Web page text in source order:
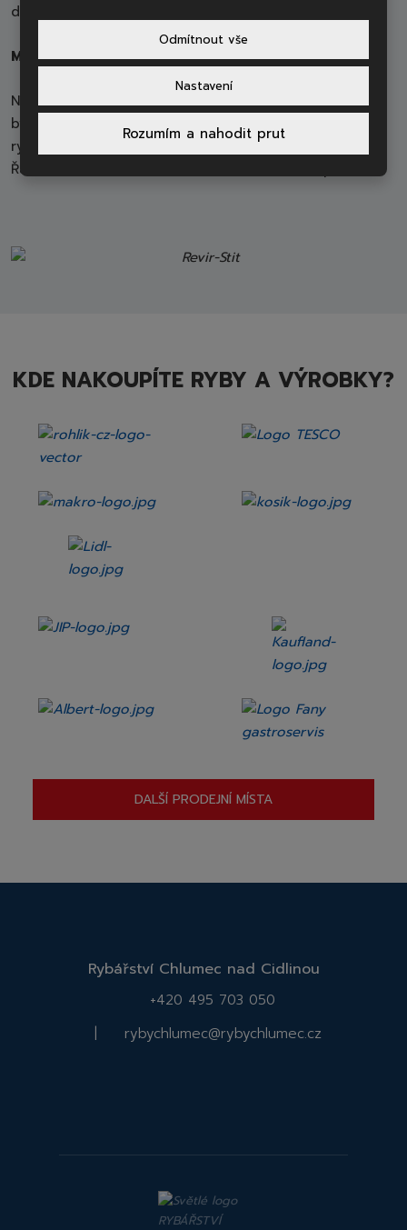
dají se zamluvit i pro jednotlivce.
MÍSTNÍ RYBÁŘSKÝ ŘÁD
Nejvýraznější a zatím stále diskutovaná změna by měla
být lovná míra okouna a minimální velikost nástražní
rybičky. Jinak dojde pouze ke kosmetickým změnám.
Řád bude ke stažení na webu do konce listopadu.
KDE NAKOUPÍTE RYBY A VÝROBKY?
DALŠÍ PRODEJNÍ MÍSTA
Rybářství Chlumec nad Cidlinou
+420 495 703 050
rybychlumec@rybychlumec.cz
Rybářství
nad
Rybářství
nad
Odmítnout vše
Nastavení
Rozumím a nahodit prut